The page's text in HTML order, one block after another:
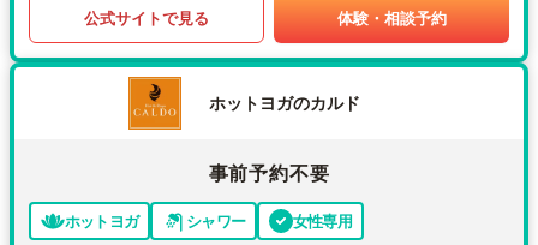
公式サイトで見る 体験・相談予約
ホットヨガのカルド
事前予約不要
ホットヨガ シャワー 女性専用